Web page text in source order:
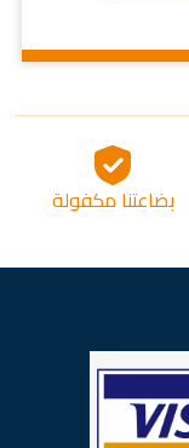
بضاعتنا مكفولة